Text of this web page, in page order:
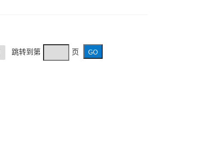
跳转到第 页